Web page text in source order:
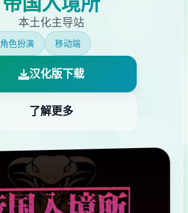
本土化主导站
角色扮演 移动端
汉化版下载
了解更多